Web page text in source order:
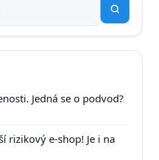
Jedná se o podvod?
rizikový e-shop! Je i na